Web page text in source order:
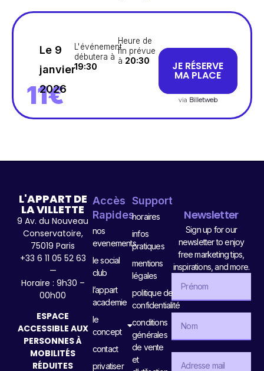
11€
Le 9
janvier
2026
L'événement
débutera à
19:30
Heure de
fin prévue
à 20:30 JE RÉSERVE
MA PLACE
via Billetweb
L'APPART DE
LA VILLETTE
9 Av. du Nouveau
Conservatoire,
75019 Paris
+33 6 11 05 52 63
—
Horaire : 9h30 –
00h00
ESPACE
ACCESSIBLE AUX
PERSONNES À
MOBILITÉS
RÉDUITES
Accès
Rapides
nos
evenements
le social
club
l’appart
academie
le
concept
contact
privatiser
Support
horaires
infos
pratiques
mentions
légales
politique de
confidentialité
conditions
générales
de vente
et
Newsletter
Sign up for our
newsletter to enjoy
free marketing tips,
inspirations, and more.